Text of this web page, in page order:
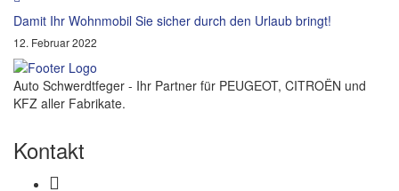
Damit Ihr Wohnmobil Sie sicher durch den Urlaub bringt!
12. Februar 2022
Auto Schwerdtfeger - Ihr Partner für PEUGEOT, CITROËN und
KFZ aller Fabrikate.
Kontakt